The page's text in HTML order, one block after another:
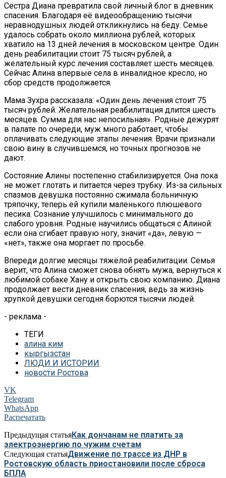
Сестра Диана превратила свой личный блог в дневник
спасения. Благодаря её видеообращению тысячи
неравнодушных людей откликнулись на беду. Семье
удалось собрать около миллиона рублей, которых
хватило на 13 дней лечения в московском центре. Один
день реабилитации стоит 75 тысяч рублей, а
желательный курс лечения составляет шесть месяцев.
Сейчас Алина впервые села в инвалидное кресло, но
сбор средств продолжается.
Мама Зухра рассказала: «Один день лечения стоит 75
тысяч рублей. Желательная реабилитация длится шесть
месяцев. Сумма для нас непосильная». Родные дежурят
в палате по очереди, муж много работает, чтобы
оплачивать следующие этапы лечения. Врачи признали
свою вину в случившемся, но точных прогнозов не
дают.
Состояние Алины постепенно стабилизируется. Она пока
не может глотать и питается через трубку. Из-за сильных
спазмов девушка постоянно сжимала больничную
тряпочку, теперь ей купили маленького плюшевого
песика. Сознание улучшилось с минимального до
слабого уровня. Родные научились общаться с Алиной:
если она сгибает правую ногу, значит «да», левую —
«нет», также она моргает по просьбе.
Впереди долгие месяцы тяжёлой реабилитации. Семья
верит, что Алина сможет снова обнять мужа, вернуться к
любимой собаке Хану и открыть свою компанию. Диана
продолжает вести дневник спасения, ведь за жизнь
хрупкой девушки сегодня борются тысячи людей.
- реклама -
ТЕГИ
алина ким
кыргызстан
ЛЮДИ И ИСТОРИИ
новости Ростова
VK
Telegram
WhatsApp
Распечатать
Предыдущая статьяКак дончанам не платить за
электроэнергию по чужим счетам
Следующая статьяДвижение по трассе из ДНР в
Ростовскую область приостановили после сброса
БПЛА